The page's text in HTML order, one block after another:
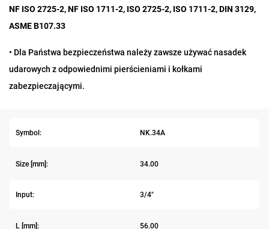
NF ISO 2725-2, NF ISO 1711-2, ISO 2725-2, ISO 1711-2, DIN 3129,
ASME B107.33
• Dla Państwa bezpieczeństwa należy zawsze używać nasadek
udarowych z odpowiednimi pierścieniami i kołkami
zabezpieczającymi.
Symbol: NK.34A
Size [mm]: 34.00
Input: 3/4"
L [mm]: 56.00